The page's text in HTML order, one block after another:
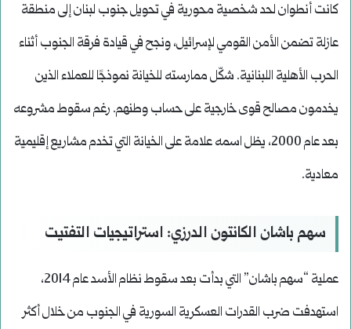
كانت أنطوان لحد شخصية محورية في تحويل جنوب لبنان إلى منطقة
عازلة تضمن الأمن القومي لإسرائيل، ونجح في قيادة فرقة الجنوب أثناء
الحرب الأهلية اللبنانية. شكّل ممارسته للخيانة نموذجًا للعملاء الذين
يخدمون مصالح قوى خارجية على حساب وطنهم. رغم سقوط مشروعه
بعد عام 2000، يظل اسمه علامة على الخيانة التي تخدم مشاريع إقليمية
معادية.
سهم باشان الكانتون الدرزي: استراتيجيات التفتيت
عملية “سهم باشان” التي بدأت بعد سقوط نظام الأسد عام 2014،
استهدفت ضرب القدرات العسكرية السورية في الجنوب من خلال أكثر